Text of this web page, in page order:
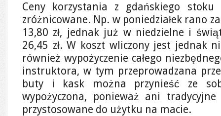
Ceny korzystania z gdańskiego
zróżnicowane. Np. w poniedziałek rano
13,80 zł, jednak już w niedzielne i
26,45 zł. W koszt wliczony jest jednak
również wypożyczenie całego
instruktora, w tym przeprowadzana
buty i kask można przynieść ze
wypożyczona, ponieważ ani
przystosowane do użytku na macie.